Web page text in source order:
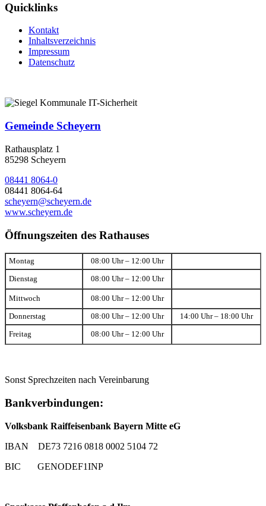
Quicklinks
Kontakt
Inhaltsverzeichnis
Impressum
Datenschutz
Gemeinde Scheyern
Rathausplatz 1
85298 Scheyern
08441 8064-0
08441 8064-64
scheyern@scheyern.de
www.scheyern.de
Öffnungszeiten des Rathauses
Montag 08:00 Uhr – 12:00 Uhr
Dienstag 08:00 Uhr – 12:00 Uhr
Mittwoch 08:00 Uhr – 12:00 Uhr
Donnerstag 08:00 Uhr – 12:00 Uhr 14:00 Uhr – 18:00 Uhr
Freitag 08:00 Uhr – 12:00 Uhr
Sonst Sprechzeiten nach Vereinbarung
Bankverbindungen:
Volksbank Raiffeisenbank Bayern Mitte eG
IBAN DE73 7216 0818 0002 5104 72
BIC GENODEF1INP